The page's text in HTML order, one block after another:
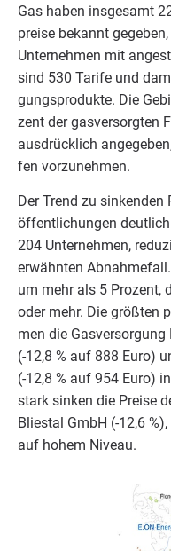
Gas haben ins­ge­samt
prei­se bekannt
Unter­neh­men mit
sind 530 Tari­fe und
gungs­pro­duk­te. Die
zent der gas­ver­sorg­ten
aus­drück­lich
fen vorzunehmen.
Der Trend zu
öf­fent­li­chun­gen
204 Unter­neh­men,
erwähn­ten
um mehr als 5 Pro­zent,
oder mehr. Die größ­ten
men die
(-12,8 % auf 888 Euro)
(-12,8 % auf 954 Euro)
stark sin­ken die Prei­se
Blies­tal GmbH (-12,6
auf hohem Niveau.